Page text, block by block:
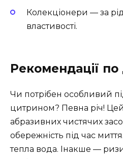
Колекціонери — за
властивості.
Рекомендації
Чи потрібен особливий
цитрином? Певна річ!
абразивних чистячих
обережність під час
тепла вода. Інакше —